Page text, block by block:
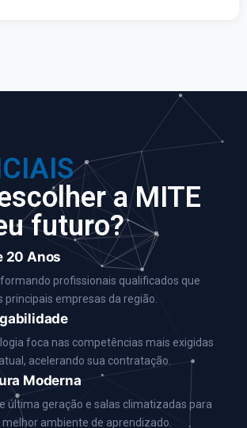
a MITE
futuro?
20 Anos
profissionais qualificados que
principais empresas da região.
foca nas competências mais exigidas
acelerando sua contratação.
Moderna
última geração e salas climatizadas para
ambiente de aprendizado.